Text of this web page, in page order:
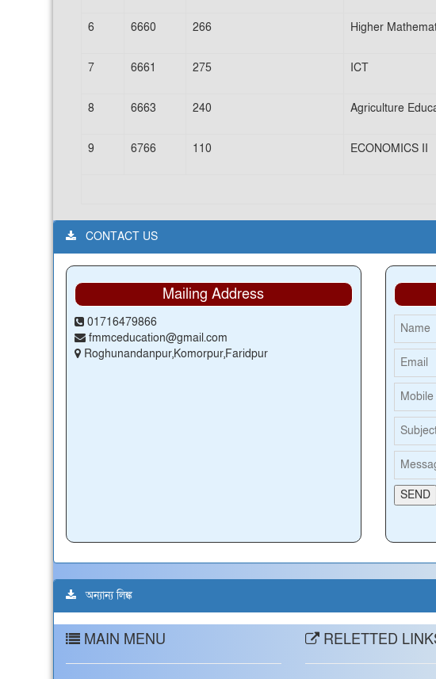
6 6660 266 Higher
7 6661 275 ICT
8 6663 240 Agriculture
9 6766 110 ECONOMICS II
CONTACT US
Mailing Address
01716479866
fmmceducation@gmail.com
Roghunandanpur,Komorpur,Faridpur
অন্যান্য লিঙ্ক
MAIN MENU RELETTED